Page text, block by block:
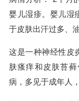
婴儿湿疹。婴儿湿
于皮肤出汗过多、
这是一种神经性皮
肤瘙痒和皮肤苔
病，多见于成年人